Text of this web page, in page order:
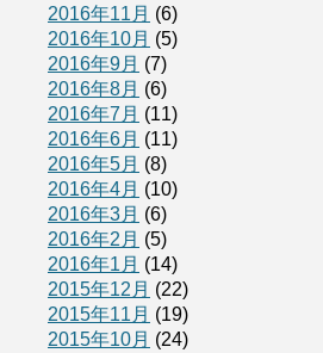
2016年11月 (6)
2016年10月 (5)
2016年9月 (7)
2016年8月 (6)
2016年7月 (11)
2016年6月 (11)
2016年5月 (8)
2016年4月 (10)
2016年3月 (6)
2016年2月 (5)
2016年1月 (14)
2015年12月 (22)
2015年11月 (19)
2015年10月 (24)